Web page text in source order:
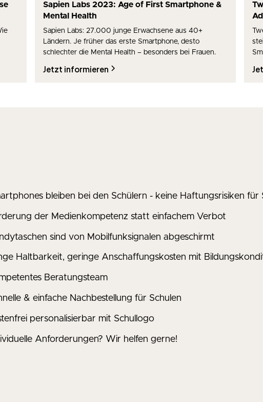
Sapien Labs 2023: Age of First Smartphone &
Mental Health
Sapien Labs: 27.000 junge Erwachsene aus 40+
Ländern. Je früher das erste Smartphone, desto
schlechter die Mental Health – besonders bei Frauen.
Jetzt informieren
bleiben bei den Schülern - keine Haftungsrisiken für
der Medienkompetenz statt einfachem Verbot
sind von Mobilfunksignalen abgeschirmt
Haltbarkeit, geringe Anschaffungskosten mit
Beratungsteam
& einfache Nachbestellung für Schulen
personalisierbar mit Schullogo
Anforderungen? Wir helfen gerne!